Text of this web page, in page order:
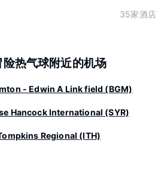
35家酒店
险热气球附近的机场
- Edwin A Link field (BGM)
Hancock International (SYR)
Regional (ITH)